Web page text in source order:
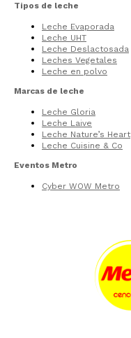
Tipos de leche
Leche Evaporada
Leche UHT
Leche Deslactosada
Leches Vegetales
Leche en polvo
Marcas de leche
Leche Gloria
Leche Laive
Leche Nature’s Heart
Leche Cuisine & Co
Eventos Metro
Cyber WOW Metro